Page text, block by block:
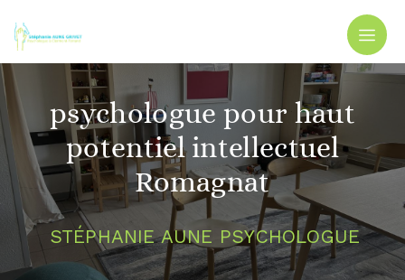
psychologue pour haut
potentiel intellectuel
Romagnat
STÉPHANIE AUNE PSYCHOLOGUE